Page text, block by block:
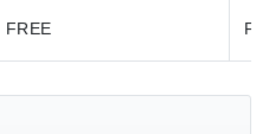
FREE